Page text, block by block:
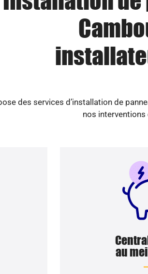
des services d’installation de
nos interventions
au